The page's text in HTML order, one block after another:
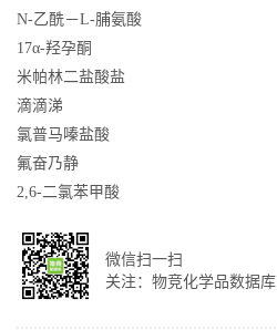
N-乙酰－L-脯氨酸
17α-羟孕酮
米帕林二盐酸盐
滴滴涕
氯普马嗪盐酸
氟奋乃静
2,6-二氯苯甲酸
微信扫一扫
关注：物竞化学品数据库